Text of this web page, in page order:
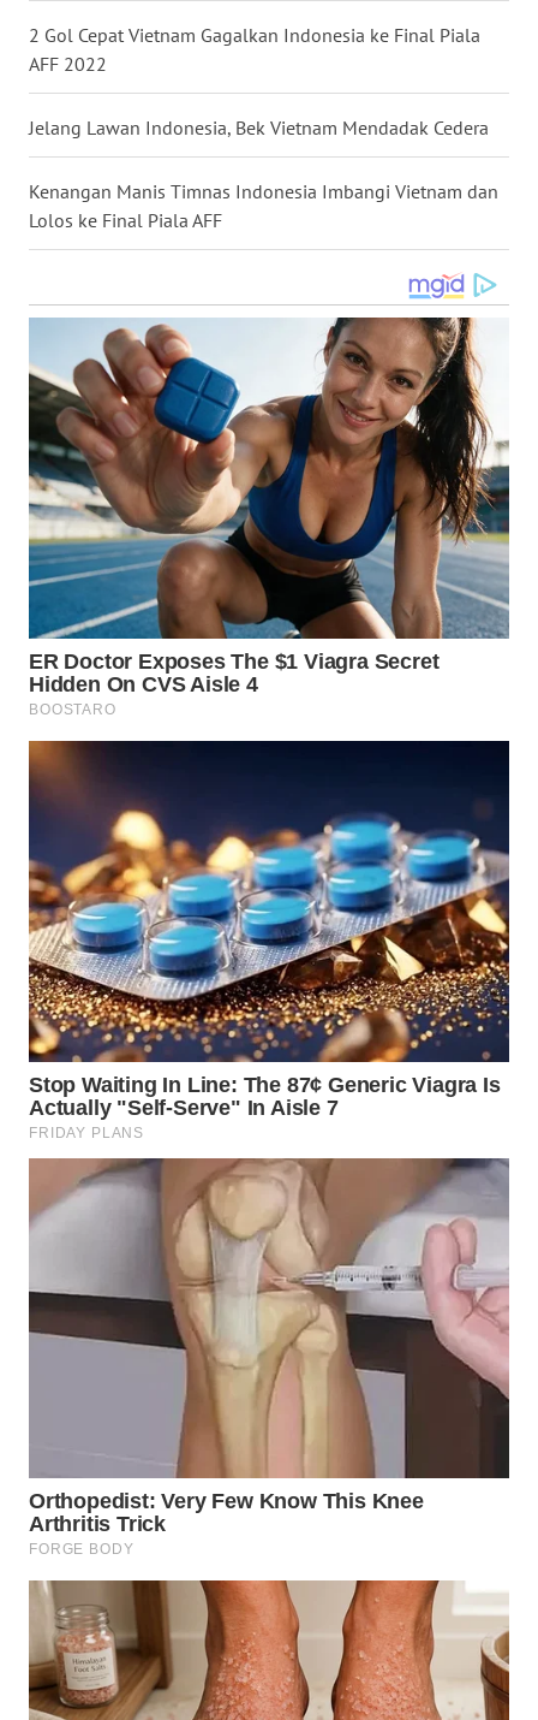
2 Gol Cepat Vietnam Gagalkan Indonesia ke Final Piala
AFF 2022
Jelang Lawan Indonesia, Bek Vietnam Mendadak Cedera
Kenangan Manis Timnas Indonesia Imbangi Vietnam dan
Lolos ke Final Piala AFF
WN
NUSANTARA
JOGJA
JATIM
BALI
WN
KALBAR
WN
KALTENG
WN
KALTARA
WN
KALSEL
WN
KALTIM
SULSEL
WN
GORONTALO
WN
SULUT
WN
MALUKU
WN
MALUT
DAIRI
WN
NIAS
LANGKAT
WN
TAPANULI
SELATAN